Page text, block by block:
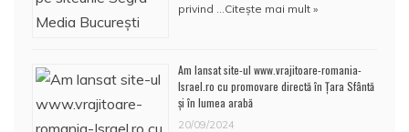
privind … Citește mai mult »
Am lansat site-ul www.vrajitoare-romania-
Israel.ro cu promovare directă în Țara Sfântă
și în lumea arabă
20/09/2024